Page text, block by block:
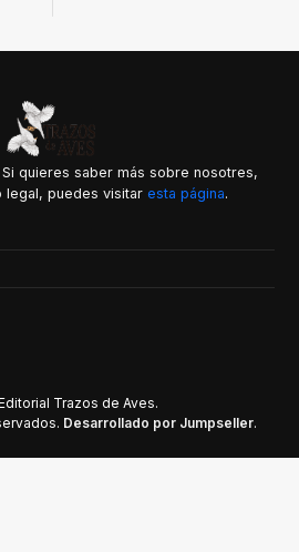
Si quieres saber más sobre nosotres,
legal, puedes visitar esta página.
Trazos de Aves.
Desarrollado por Jumpseller.